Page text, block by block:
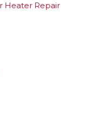
Heater Repair